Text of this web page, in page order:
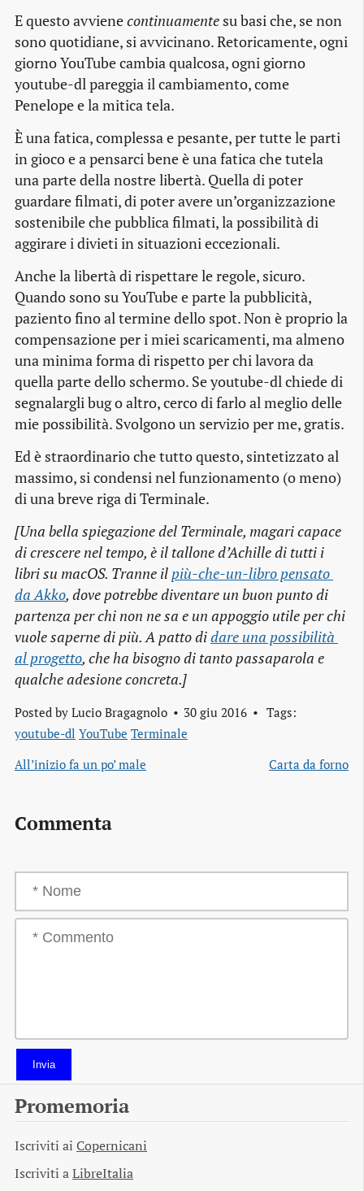
E questo avvienecontinuamente su basi che, se non
sono quotidiane, si avvicinano. Retoricamente, ogni
giorno YouTube cambia qualcosa, ogni giorno
youtube-dl pareggia il cambiamento, come
Penelope e la mitica tela.
È una fatica, complessa e pesante, per tutte le parti
in gioco e a pensarci bene è una fatica che tutela
una parte della nostre libertà. Quella di poter
guardare filmati, di poter avere un’organizzazione
sostenibile che pubblica filmati, la possibilità di
aggirare i divieti in situazioni eccezionali.
Anche la libertà di rispettare le regole, sicuro.
Quando sono su YouTube e parte la pubblicità,
paziento fino al termine dello spot. Non è proprio la
compensazione per i miei scaricamenti, ma almeno
una minima forma di rispetto per chi lavora da
quella parte dello schermo. Se youtube-dl chiede di
segnalargli bug o altro, cerco di farlo al meglio delle
mie possibilità. Svolgono un servizio per me, gratis.
Ed è straordinario che tutto questo, sintetizzato al
massimo, si condensi nel funzionamento (o meno)
di una breve riga di Terminale.
[Una bella spiegazione del Terminale, magari capace
di crescere nel tempo, è il tallone d’Achille di tutti i
libri su macOS. Tranne il più-che-un-libro pensato
da Akko, dove potrebbe diventare un buon punto di
partenza per chi non ne sa e un appoggio utile per chi
vuole saperne di più. A patto didare una possibilità
al progetto, che ha bisogno di tanto passaparola e
qualche adesione concreta.]
Posted by Lucio Bragagnolo 30 giu 2016
Tags:
youtube-dl YouTube Terminale
All’inizio fa un po’ male
Carta da forno
Commenta
Invia
Promemoria
Iscriviti ai Copernicani
Iscriviti aLibreItalia